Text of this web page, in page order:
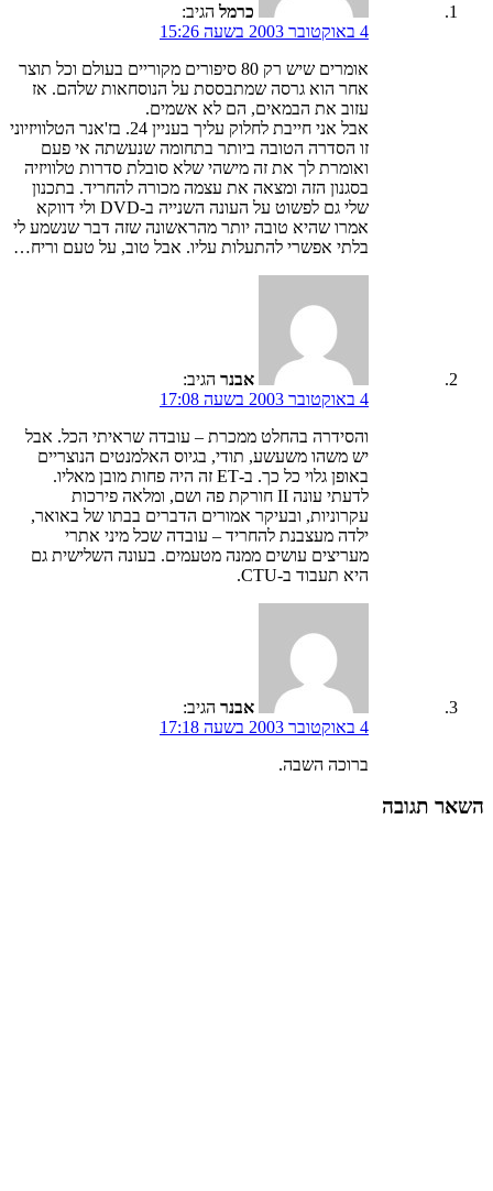
כרמל הגיב:
4 באוקטובר 2003 בשעה 15:26
אומרים שיש רק 80 סיפורים מקוריים בעולם וכל תוצר
אחר הוא גרסה שמתבססת על הנוסחאות שלהם. אז
עזוב את הבמאים, הם לא אשמים.
אבל אני חייבת לחלוק עליך בעניין 24. בז'אנר הטלוויזיוני
זו הסדרה הטובה ביותר בתחומה שנעשתה אי פעם
ואומרת לך את זה מישהי שלא סובלת סדרות טלוויזיה
בסגנון הזה ומצאה את עצמה מכורה להחריד. בתכנון
שלי גם לפשוט על העונה השנייה ב-DVD ולי דווקא
אמרו שהיא טובה יותר מהראשונה שזה דבר שנשמע לי
בלתי אפשרי להתעלות עליו. אבל טוב, על טעם וריח…
אבנר הגיב:
4 באוקטובר 2003 בשעה 17:08
והסידרה בהחלט ממכרת – עובדה שראיתי הכל. אבל
יש משהו משעשע, תודי, בגיוס האלמנטים הנוצריים
באופן גלוי כל כך. ב-ET זה היה פחות מובן מאליו.
לדעתי עונה II חורקת פה ושם, ומלאה פירכות
עקרוניות, ובעיקר אמורים הדברים בבתו של באואר,
ילדה מעצבנת להחריד – עובדה שכל מיני אתרי
מעריצים עושים ממנה מטעמים. בעונה השלישית גם
היא תעבוד ב-CTU.
אבנר הגיב:
4 באוקטובר 2003 בשעה 17:18
ברוכה השבה.
השאר תגובה